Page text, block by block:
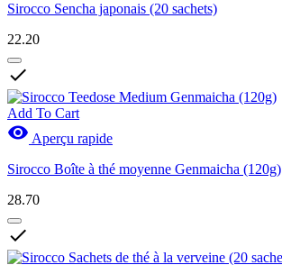
Sirocco Sencha japonais (20 sachets)
22.20

Add To Cart
 Aperçu rapide
Sirocco Boîte à thé moyenne Genmaicha (120g)
28.70
